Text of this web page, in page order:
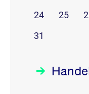
24
25
31